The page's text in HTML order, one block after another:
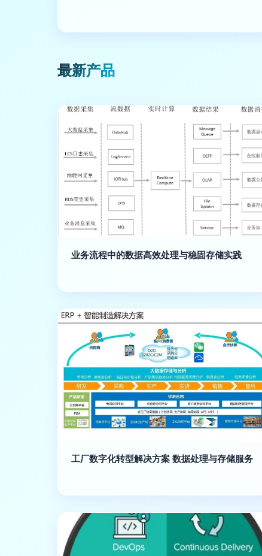
最新产品
业务流程中的数据高效处理与稳固存储实践
工厂数字化转型解决方案 数据处理与存储服务